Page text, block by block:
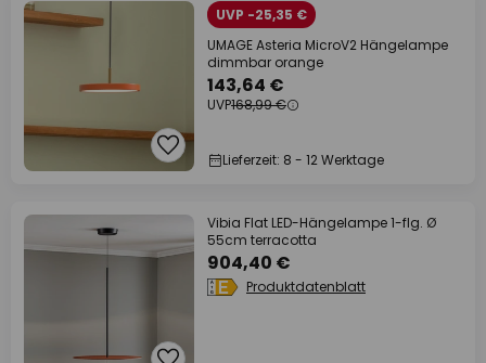
UVP -25,35 €
UMAGE Asteria MicroV2 Hängelampe
dimmbar orange
143,64 €
UVP168,99 €
Lieferzeit: 8 - 12 Werktage
Vibia Flat LED-Hängelampe 1-flg. Ø
55cm terracotta
904,40 €
Produktdatenblatt